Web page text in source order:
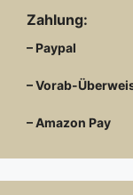
Zahlung:
– Paypal
– Vorab-
– Amazon Pay